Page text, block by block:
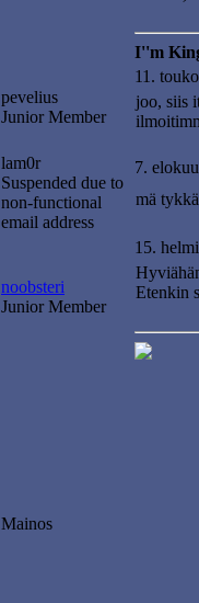
I''m
pevelius
Junior Member
11.
joo, siis
lam0r
Suspended due to
non-functional
email address
7.
mä
noobsteri
Junior Member
15.
Etenkin
Mainos